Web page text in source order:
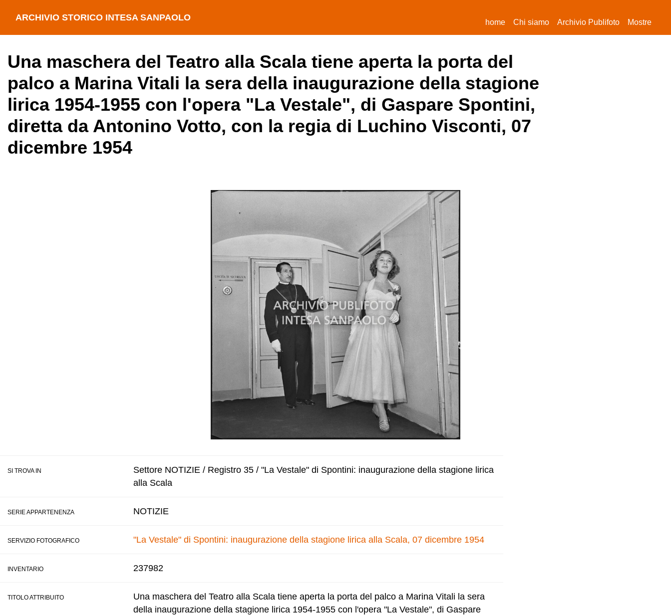
ARCHIVIO STORICO INTESA SANPAOLO home(current)
Chi siamo Archivio Publifoto Mostre
Una maschera del Teatro alla Scala tiene aperta la porta del
palco a Marina Vitali la sera della inaugurazione della stagione
lirica 1954-1955 con l'opera "La Vestale", di Gaspare Spontini,
diretta da Antonino Votto, con la regia di Luchino Visconti, 07
dicembre 1954
SI TROVA IN
Settore NOTIZIE / Registro 35 / "La Vestale" di Spontini: inaugurazione della stagione lirica
alla Scala
SERIE APPARTENENZA NOTIZIE
SERVIZIO FOTOGRAFICO "La Vestale" di Spontini: inaugurazione della stagione lirica alla Scala, 07 dicembre 1954
INVENTARIO 237982
TITOLO ATTRIBUITO
Una maschera del Teatro alla Scala tiene aperta la porta del palco a Marina Vitali la sera
della inaugurazione della stagione lirica 1954-1955 con l'opera "La Vestale", di Gaspare